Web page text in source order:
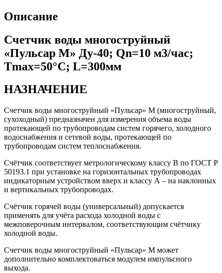
Описание
Счетчик воды многоструйный
«Пульсар М» Ду-40; Qn=10 м3/час;
Тmax=50°С; L=300мм
НАЗНАЧЕНИЕ
Счетчик воды многоструйный «Пульсар» М (многоструйный,
сухоходный) предназначен для измерения объема воды
протекающей по трубопроводам систем горячего, холодного
водоснабжения и сетевой воды, протекающей по
трубопроводам систем теплоснабжения.
Счётчик соответствует метрологическому классу В по ГОСТ Р
50193.1 при установке на горизонтальных трубопроводах
индикаторным устройством вверх и классу А – на наклонных
и вертикальных трубопроводах.
Счётчик горячей воды (универсальный) допускается
применять для учёта расхода холодной воды с
межповерочным интервалом, соответствующим счётчику
холодной воды.
Счетчик воды многоструйный «Пульсар» М может
дополнительно комплектоваться модулем импульсного
выхода.